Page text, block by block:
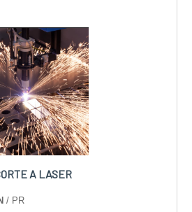
de corte e gravações em
utilizando alta tecnologia para
ainda que em materiai.
A LASER
/ PR